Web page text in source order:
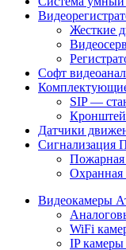
Жесткие
Софт
SIP —
Датчики
Сигнализация
Пожарная
Охранная
Видеокамеры
WiFi
IP